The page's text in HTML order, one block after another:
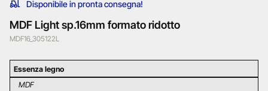
Disponibile in pronta consegna!
MDF Light sp.16mm formato ridotto
MDF16_305122L
Essenza legno
MDF